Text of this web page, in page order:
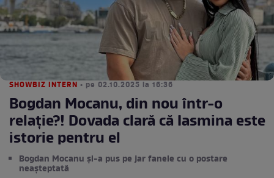
SHOWBIZ INTERN • pe 02.10.2025 la 16:36
Bogdan Mocanu, din nou într-o
relație?! Dovada clară că Iasmina este
istorie pentru el
Bogdan Mocanu și-a pus pe jar fanele cu o postare
neașteptată